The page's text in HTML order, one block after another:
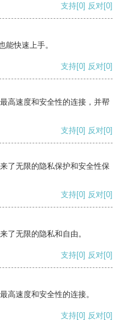
支持[0] 反对[0]
能快速上手。
支持[0] 反对[0]
高速度和安全性的连接，并帮
支持[0] 反对[0]
了无限的隐私保护和安全性保
支持[0] 反对[0]
了无限的隐私和自由。
支持[0] 反对[0]
高速度和安全性的连接。
支持[0] 反对[0]